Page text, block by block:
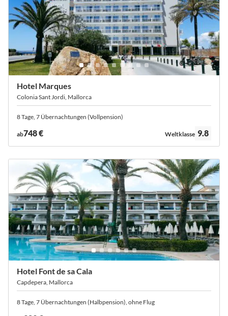
Hotel Marques
Colonia Sant Jordi, Mallorca
8 Tage, 7 Übernachtungen (Vollpension)
ab748 € Bewertung:
Weltklasse 9.8
Hotel Font de sa Cala
Capdepera, Mallorca
8 Tage, 7 Übernachtungen (Halbpension), ohne Flug